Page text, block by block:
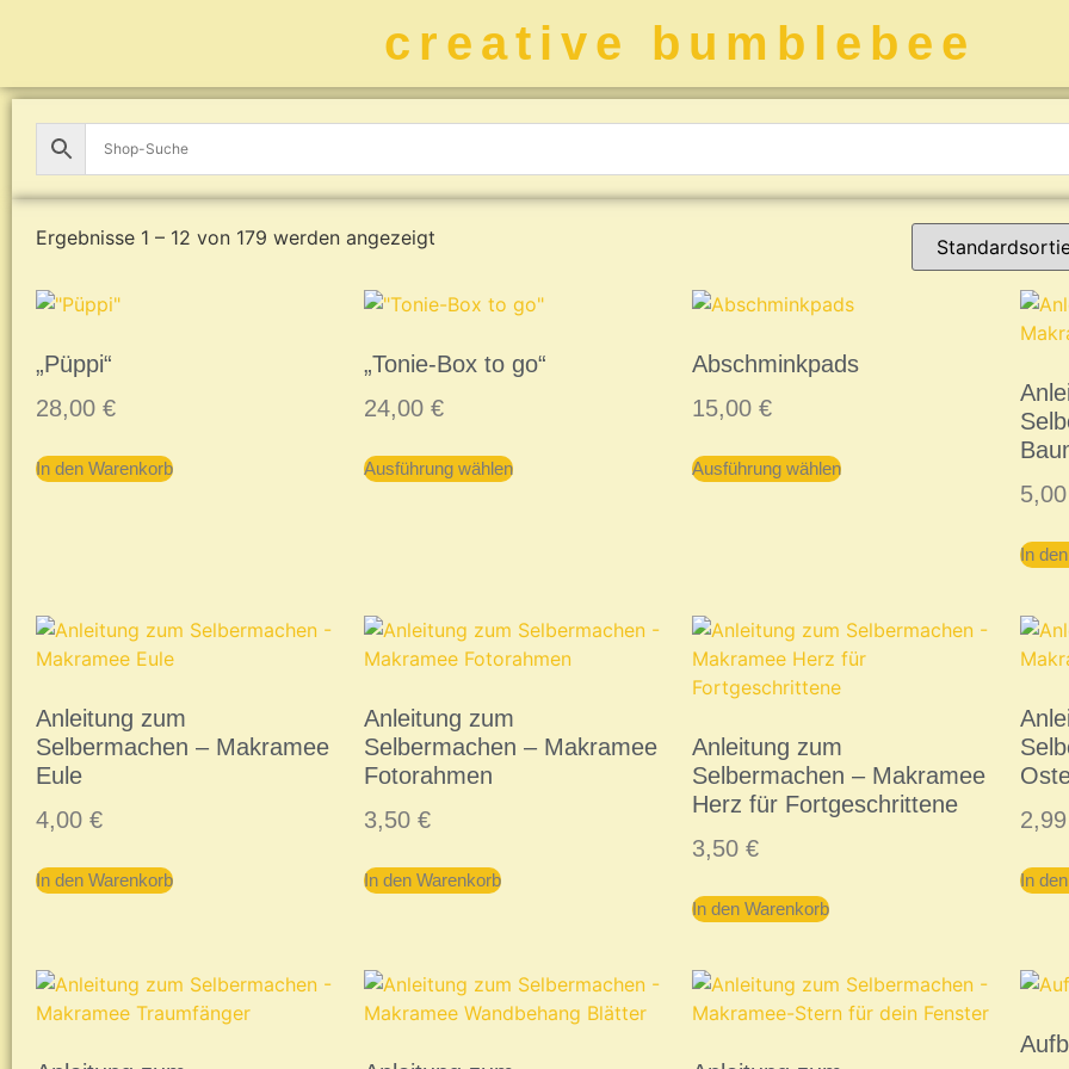
creative bumblebee
Ergebnisse 1 – 12 von 179 werden angezeigt
„Püppi“
28,00 €
In den Warenkorb
„Tonie-Box to go“
24,00 €
Ausführung wählen
Abschminkpads
15,00 €
Ausführung wählen
5,00
In
Anleitung zum
Selbermachen – Makramee
Eule
4,00 €
In den Warenkorb
Anleitung zum
Selbermachen – Makramee
Fotorahmen
3,50 €
In den Warenkorb
Anleitung zum
Selbermachen – Makramee
Herz für Fortgeschrittene
3,50 €
In den Warenkorb
2,99
In